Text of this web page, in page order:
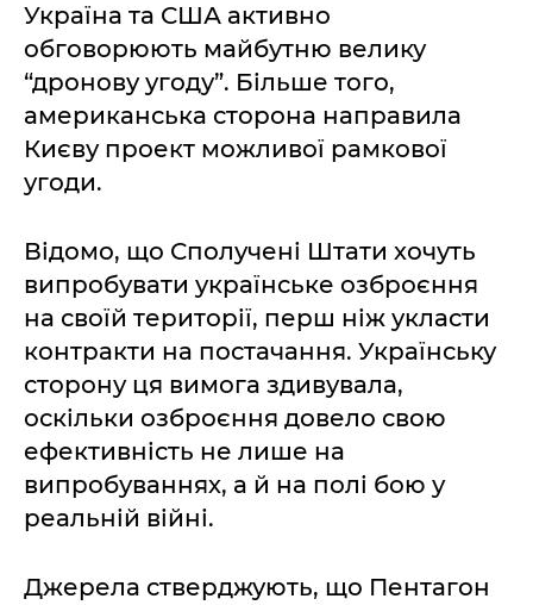
Україна та США активно
обговорюють майбутню велику
“дронову угоду”. Більше того,
американська сторона направила
Києву проект можливої рамкової
угоди.
Відомо, що Сполучені Штати хочуть
випробувати українське озброєння
на своїй території, перш ніж укласти
контракти на постачання. Українську
сторону ця вимога здивувала,
оскільки озброєння довело свою
ефективність не лише на
випробуваннях, а й на полі бою у
реальній війні.
Джерела стверджують, що Пентагон